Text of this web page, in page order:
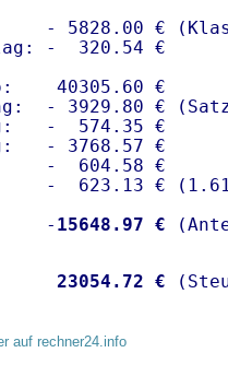
- 5828.00 €
-  320.54 €
40305.60 €
- 3929.80 €
-  574.35 €
- 3768.57 €
-  604.58 €
-  623.13 € (
- 15648.97 €
23054.72 €
auf rechner24.info